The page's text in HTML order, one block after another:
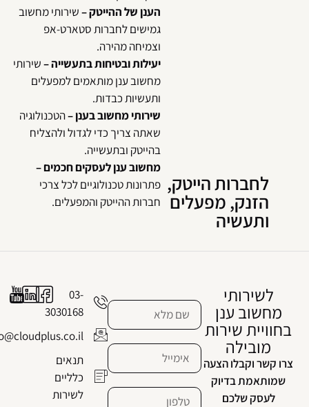
לחברות הייטק,
הזנק, מפעלים
ותעשיה
הענן של ההייטק –שירותי מחשוב
גמישים לחברות סטארט-אפ
וצמיחה מהירה.
יעילות ובטיחות בתעשייה –שירותי
מחשוב ענן מותאמים למפעלים
ותעשיות כבדות.
שירותי מחשוב בענן –הטכנולוגיה
שאתה צריך כדי לגדול ולהצליח
בהייטק ובתעשייה.
מחשוב ענן לעסקים חכמים –
פתרונות טכנולוגיים לכל צרכי
חברות ההייטק והמפעלים.
לשירותי
מחשוב ענן
בחוויית שירות
מובילה
צרו קשר וקבלו הצעה
שמותאמת בדיוק
לעסק שלכם
03-
3030168
info@cloudplus.co.il
תנאים
כלליים
לשירות